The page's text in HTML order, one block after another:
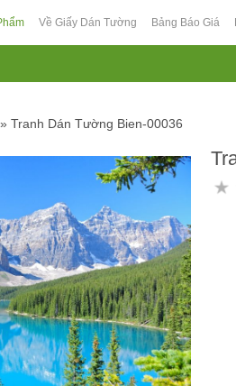
Về Giấy Dán Tường Bảng Báo Giá
» Tranh Dán Tường Bien-00036